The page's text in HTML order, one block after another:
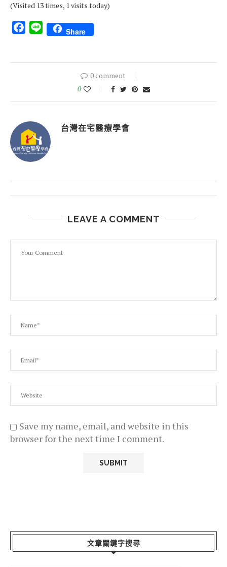
(Visited 13 times, 1 visits today)
Facebook
Line Share
0 comment
0
台灣在宅醫療學會
LEAVE A COMMENT
Save my name, email, and website in this
browser for the next time I comment.
文章關鍵字搜尋